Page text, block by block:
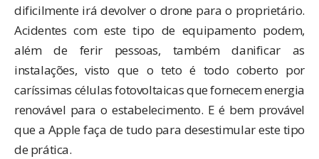
dificilmente irá devolver o drone para o proprietário.
Acidentes com este tipo de equipamento podem,
além de ferir pessoas, também danificar as
instalações, visto que o teto é todo coberto por
caríssimas células fotovoltaicas que fornecem energia
renovável para o estabelecimento. E é bem provável
que a Apple faça de tudo para desestimular este tipo
de prática.